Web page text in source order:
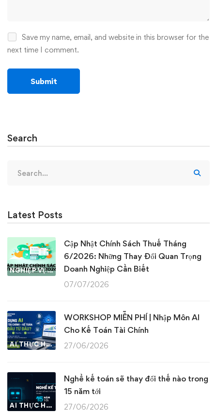
Save my name, email, and website in this browser for the
next time I comment.
Search
for:
Latest Posts
NGHIỆP VỤ KẾ TOÁN & THUẾ
Cập Nhật Chính Sách Thuế Tháng
6/2026: Những Thay Đổi Quan Trọng
Doanh Nghiệp Cần Biết
07/07/2026
AI THỰC HÀNH
WORKSHOP MIỄN PHÍ | Nhập Môn AI
Cho Kế Toán Tài Chính
27/06/2026
AI THỰC HÀNH
Nghề kế toán sẽ thay đổi thế nào trong
15 năm tới
27/06/2026